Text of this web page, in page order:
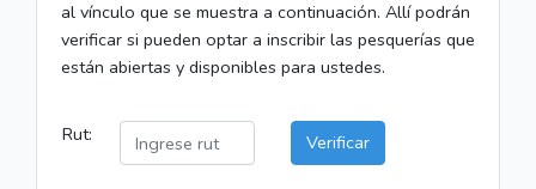
al vínculo que se muestra a continuación. Allí podrán
verificar si pueden optar a inscribir las pesquerías que
están abiertas y disponibles para ustedes.
Rut: Verificar